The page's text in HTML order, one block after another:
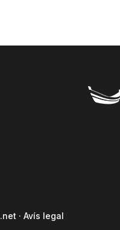
· Avís legal